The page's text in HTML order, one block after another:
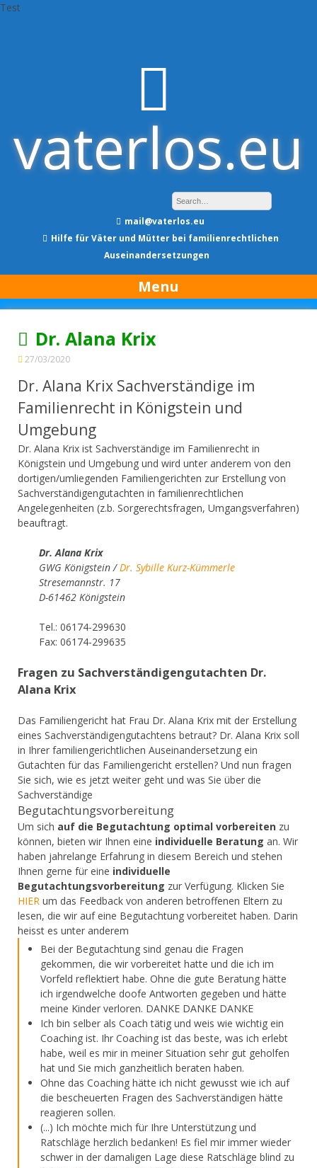
Test
vaterlos.eu
mail@vaterlos.eu
Hilfe für Väter und Mütter bei familienrechtlichen
Auseinandersetzungen
Menu
Dr. Alana Krix
27/03/2020
Dr. Alana Krix Sachverständige im
Familienrecht in Königstein und
Umgebung
Dr. Alana Krix ist Sachverständige im Familienrecht in
Königstein und Umgebung und wird unter anderem von den
dortigen/umliegenden Familiengerichten zur Erstellung von
Sachverständigengutachten in familienrechtlichen
Angelegenheiten (z.b. Sorgerechtsfragen, Umgangsverfahren)
beauftragt.
Dr. Alana Krix
GWG Königstein /Dr. Sybille Kurz-Kümmerle
Stresemannstr. 17
D-61462 Königstein
Tel.: 06174-299630
Fax: 06174-299635
Fragen zu Sachverständigengutachten Dr.
Alana Krix
Das Familiengericht hat Frau Dr. Alana Krix mit der Erstellung
eines Sachverständigengutachtens betraut? Dr. Alana Krix soll
in Ihrer familiengerichtlichen Auseinandersetzung ein
Gutachten für das Familiengericht erstellen? Und nun fragen
Sie sich, wie es jetzt weiter geht und was Sie über die
Sachverständige
Begutachtungsvorbereitung
Um sich auf die Begutachtung optimal vorbereiten zu
können, bieten wir Ihnen eine individuelle Beratung an. Wir
haben jahrelange Erfahrung in diesem Bereich und stehen
Ihnen gerne für eine individuelle
Begutachtungsvorbereitung zur Verfügung. Klicken Sie
HIER um das Feedback von anderen betroffenen Eltern zu
lesen, die wir auf eine Begutachtung vorbereitet haben. Darin
heisst es unter anderem
Bei der Begutachtung sind genau die Fragen
gekommen, die wir vorbereitet hatte und die ich im
Vorfeld reflektiert habe. Ohne die gute Beratung hätte
ich irgendwelche doofe Antworten gegeben und hätte
meine Kinder verloren. DANKE DANKE DANKE
Ich bin selber als Coach tätig und weis wie wichtig ein
Coaching ist. Ihr Coaching ist das beste, was ich erlebt
habe, weil es mir in meiner Situation sehr gut geholfen
hat und Sie mich ganzheitlich beraten haben.
Ohne das Coaching hätte ich nicht gewusst wie ich auf
die bescheuerten Fragen des Sachverständigen hätte
reagieren sollen.
(...) Ich möchte mich für Ihre Unterstützung und
Ratschläge herzlich bedanken! Es fiel mir immer wieder
schwer in der damaligen Lage diese Ratschläge blind zu